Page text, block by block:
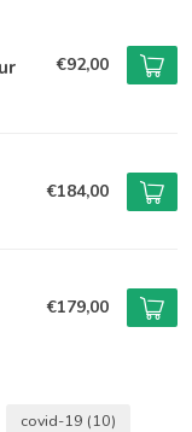
€92,00
€184,00
€179,00
covid-19 (10)